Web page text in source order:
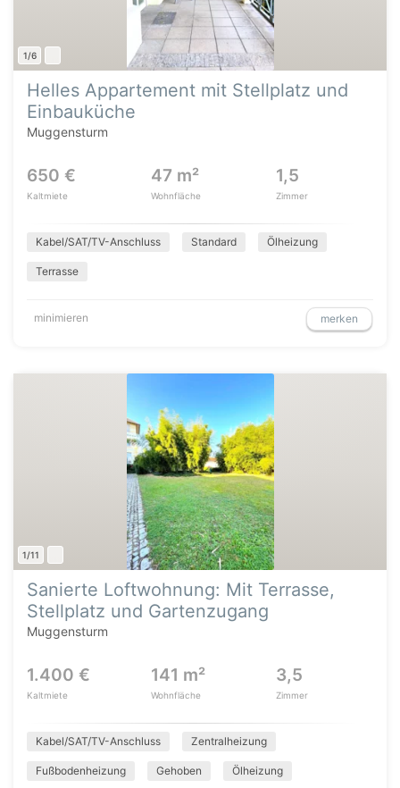
1/6
Helles Appartement mit Stellplatz und
Einbauküche
Muggensturm
650 €
Kaltmiete
47 m²
Wohnfläche
1,5
Zimmer
Kabel/SAT/TV-Anschluss Standard Ölheizung
Terrasse
minimieren merken
1/11
Sanierte Loftwohnung: Mit Terrasse,
Stellplatz und Gartenzugang
Muggensturm
1.400 €
Kaltmiete
141 m²
Wohnfläche
3,5
Zimmer
Kabel/SAT/TV-Anschluss Zentralheizung
Fußbodenheizung Gehoben Ölheizung